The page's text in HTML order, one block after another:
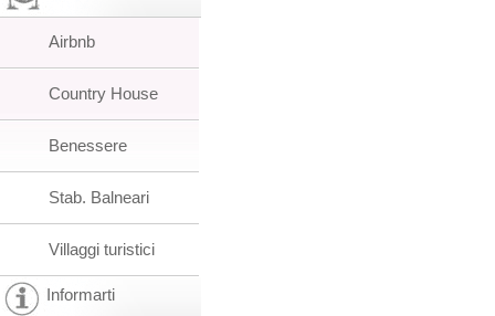
Airbnb
Country House
Benessere
Stab. Balneari
Villaggi turistici
Informarti